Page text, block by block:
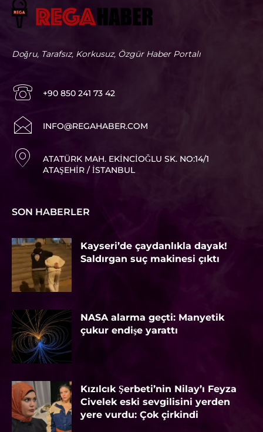
Doğru, Tarafsız, Korkusuz, Özgür Haber Portalı
+90 850 241 73 42
INFO@REGAHABER.COM
ATATÜRK MAH. EKINCIOĞLU SK. NO:14/1
ATAŞEHIR / İSTANBUL
SON HABERLER
Kayseri’de çaydanlıkla dayak!
Saldırgan suç makinesi çıktı
NASA alarma geçti: Manyetik
çukur endişe yarattı
Kızılcık Şerbeti’nin Nilay’ı Feyza
Civelek eski sevgilisini yerden
yere vurdu: Çok çirkindi